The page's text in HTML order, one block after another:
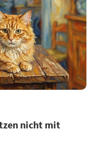
nicht mit